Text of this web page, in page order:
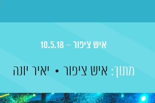
איש ציפור – 10.5.18
מתוך: איש ציפור יאיר יונה